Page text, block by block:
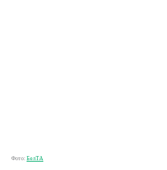
Фото: БелТА